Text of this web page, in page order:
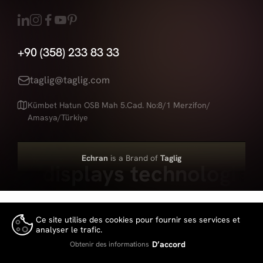
+90 (358) 233 83 33
taglig@taglig.com
Kümbet Hatun OSB Mah 5.Cad. No:8/1 Merzifon/
Amasya/Türkiye
Echran is a Brand of Taglig
Led displays technologies
Ce site utilise des cookies pour fournir ses services et
analyser le trafic.
Obtenir des informations D’accord